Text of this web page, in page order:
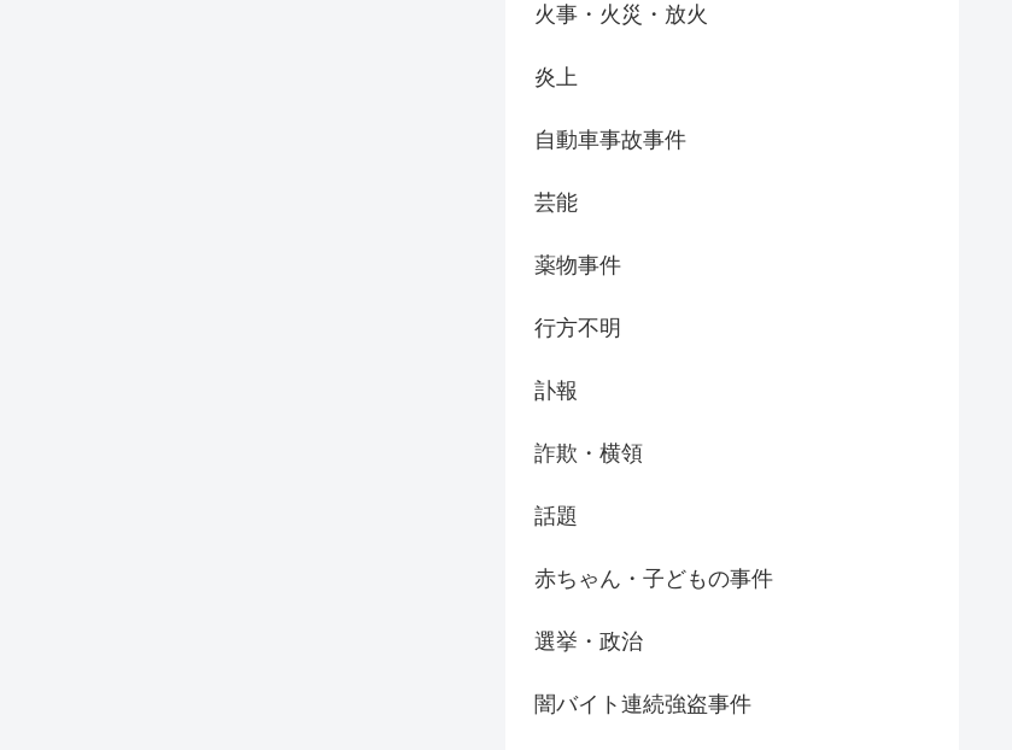
火事・火災・放火
炎上
自動車事故事件
芸能
薬物事件
行方不明
訃報
詐欺・横領
話題
赤ちゃん・子どもの事件
選挙・政治
闇バイト連続強盗事件